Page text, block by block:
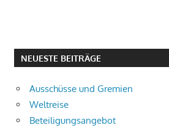
NEUESTE BEITRÄGE
Ausschüsse und Gremien
Weltreise
Beteiligungsangebot